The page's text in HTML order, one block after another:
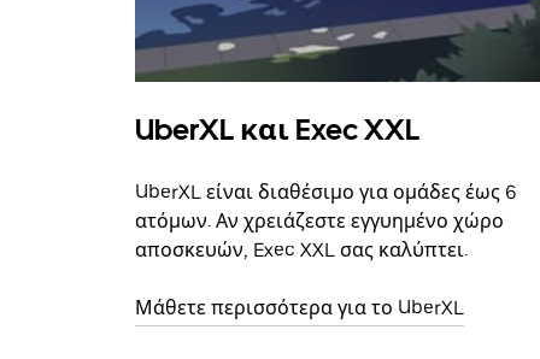
UberXL και Exec XXL
UberXL είναι διαθέσιμο για ομάδες έως 6
ατόμων. Αν χρειάζεστε εγγυημένο χώρο
αποσκευών, Exec XXL σας καλύπτει.
Μάθετε περισσότερα για το UberXL